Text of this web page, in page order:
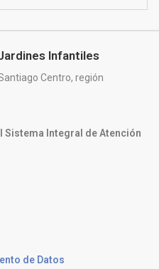
Infantiles
Centro, región
Sistema Integral de Atención
de Datos